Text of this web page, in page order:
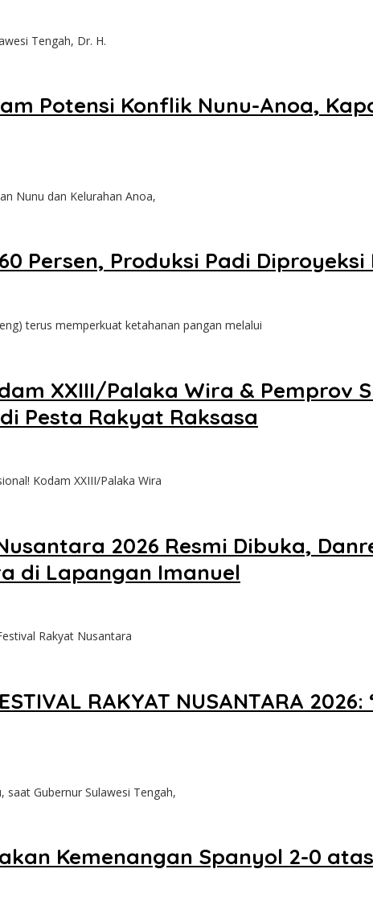
Tengah, Dr. H.
Potensi Konflik Nunu-Anoa,
Nunu dan Kelurahan Anoa,
Persen, Produksi Padi
terus memperkuat ketahanan pangan melalui
XXIII/Palaka Wira &
Pesta Rakyat Raksasa
Kodam XXIII/Palaka Wira
2026 Resmi Dibuka,
di Lapangan Imanuel
Rakyat Nusantara
RAKYAT NUSANTARA
Gubernur Sulawesi Tengah,
Kemenangan Spanyol 2-0